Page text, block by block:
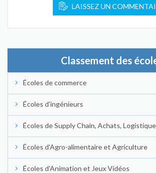
LAISSEZ UN
Classement des
Écoles de commerce
Écoles d'ingénieurs
Écoles de Supply Chain, Achats,
Écoles d'Agro-alimentaire et Agriculture
Écoles d'Animation et Jeux Vidéos